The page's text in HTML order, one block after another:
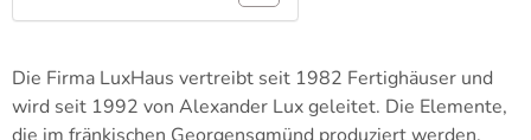
Die Firma LuxHaus vertreibt seit 1982 Fertighäuser und
wird seit 1992 von Alexander Lux geleitet. Die Elemente,